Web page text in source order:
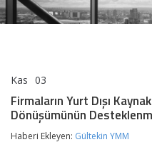
Kas 03
Dışı
Kaynaklı
Türk
Firmaların Yurt Dışı
Dönüşümünün
Haberi Ekleyen: Gültekin YMM